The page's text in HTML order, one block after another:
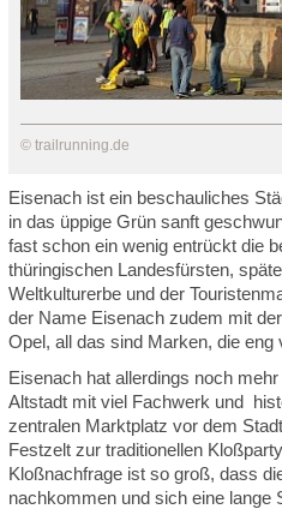
© trailrunning.de
Eisenach ist ein beschauliches
in das üppige Grün sanft
fast schon ein wenig entrückt die
thüringischen Landesfürsten,
Weltkulturerbe und der
der Name Eisenach zudem mit
Opel, all das sind Marken, die
Eisenach hat allerdings noch
Altstadt mit viel Fachwerk und
zentralen Marktplatz vor dem
Festzelt zur traditionellen
Kloßnachfrage ist so groß, dass
nachkommen und sich eine lange